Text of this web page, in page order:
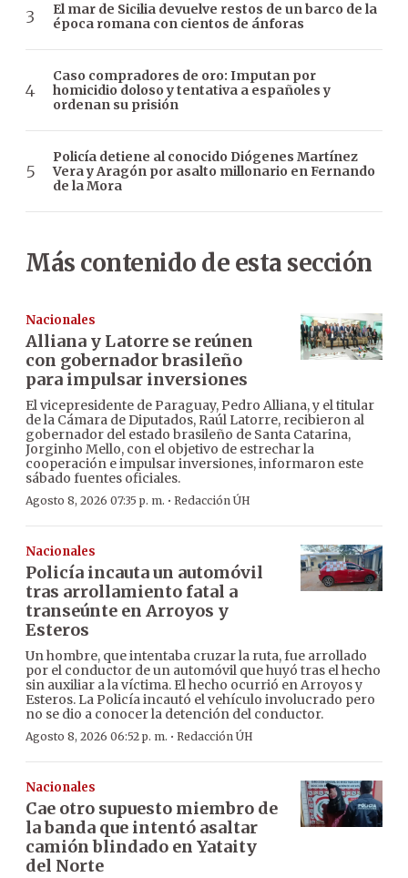
El mar de Sicilia devuelve restos de un barco de la
época romana con cientos de ánforas
Caso compradores de oro: Imputan por
homicidio doloso y tentativa a españoles y
ordenan su prisión
Policía detiene al conocido Diógenes Martínez
Vera y Aragón por asalto millonario en Fernando
de la Mora
Más contenido de esta sección
Nacionales
Alliana y Latorre se reúnen
con gobernador brasileño
para impulsar inversiones
El vicepresidente de Paraguay, Pedro Alliana, y el titular
de la Cámara de Diputados, Raúl Latorre, recibieron al
gobernador del estado brasileño de Santa Catarina,
Jorginho Mello, con el objetivo de estrechar la
cooperación e impulsar inversiones, informaron este
sábado fuentes oficiales.
Agosto 8, 2026 07:35 p. m. · Redacción ÚH
Nacionales
Policía incauta un automóvil
tras arrollamiento fatal a
transeúnte en Arroyos y
Esteros
Un hombre, que intentaba cruzar la ruta, fue arrollado
por el conductor de un automóvil que huyó tras el hecho
sin auxiliar a la víctima. El hecho ocurrió en Arroyos y
Esteros. La Policía incautó el vehículo involucrado pero
no se dio a conocer la detención del conductor.
Agosto 8, 2026 06:52 p. m. · Redacción ÚH
Nacionales
Cae otro supuesto miembro de
la banda que intentó asaltar
camión blindado en Yataity
del Norte